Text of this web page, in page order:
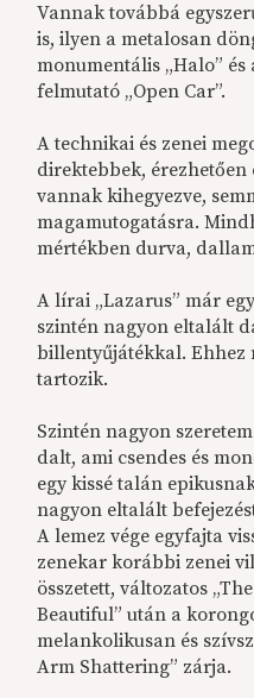
Vannak továbbá
is, ilyen a metalosan
monumentális „Halo”
felmutató „Open Car”.
A technikai és zenei
direktebbek,
vannak kihegyezve,
magamutogatásra.
mértékben durva,
A lírai „Lazarus” már
szintén nagyon eltalált
billentyűjátékkal. Ehhez
tartozik.
Szintén nagyon
dalt, ami csendes és
egy kissé talán
nagyon eltalált
A lemez vége egyfajta
zenekar korábbi zenei
összetett, változatos
Beautiful” után a
melankolikusan és
Arm Shattering” zárja.